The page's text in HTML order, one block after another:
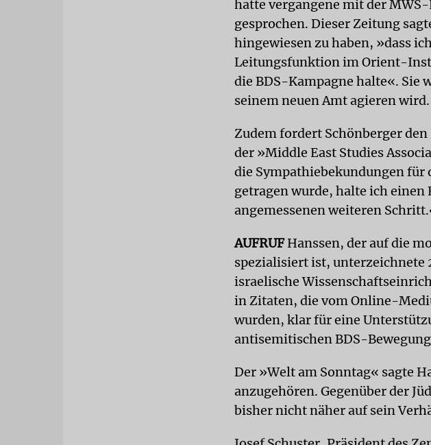
hatte vergangene mit der
gesprochen. Dieser Zeitung
hingewiesen zu haben, »dass
Leitungsfunktion im Orient-
die BDS-Kampagne halte«. Sie
seinem neuen Amt agieren wird.
Zudem fordert Schönberger
der »Middle East Studies
die Sympathiebekundungen für
getragen wurde, halte ich einen
angemessenen weiteren
AUFRUFHanssen, der auf die
spezialisiert ist, unterzeichnete
israelische
in Zitaten, die vom Online-
wurden, klar für eine
antisemitischen BDS-Bewegung
Der »Welt am Sonntag« sagte
anzugehören. Gegenüber der
bisher nicht näher auf sein